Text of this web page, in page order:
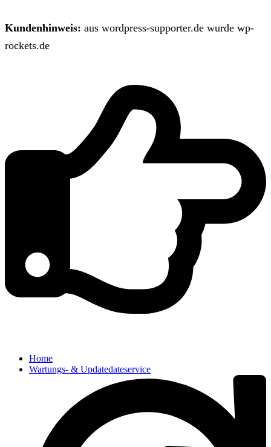
Kundenhinweis: aus wordpress-supporter.de wurde wp-
rockets.de
Home
Wartungs- & Updatedateservice